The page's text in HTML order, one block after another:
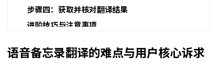
步骤四：获取并核对翻译结果
进阶技巧与注意事项
为什么有道翻译不能像处理图片一样，直接导入音频文
语音备忘录翻译的难点与用户核心诉求